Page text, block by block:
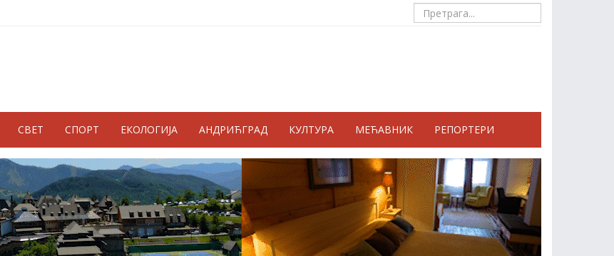
СВЕТ СПОРТ ЕКОЛОГИЈА АНДРИЋГРАД КУЛТУРА МЕЋАВНИК РЕПОРТЕРИ